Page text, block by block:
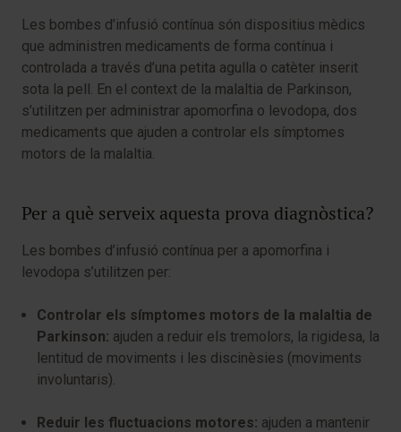
Les bombes d’infusió contínua són dispositius mèdics
que administren medicaments de forma contínua i
controlada a través d’una petita agulla o catèter inserit
sota la pell. En el context de la malaltia de Parkinson,
s’utilitzen per administrar apomorfina o levodopa, dos
medicaments que ajuden a controlar els símptomes
motors de la malaltia.
Per a què serveix aquesta prova diagnòstica?
Les bombes d’infusió contínua per a apomorfina i
levodopa s’utilitzen per:
Controlar els símptomes motors de la malaltia de
Parkinson: ajuden a reduir els tremolors, la rigidesa, la
lentitud de moviments i les discinèsies (moviments
involuntaris).
Reduir les fluctuacions motores: ajuden a mantenir